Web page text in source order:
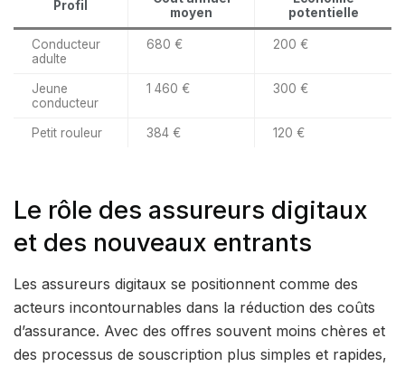
Profil
moyen
potentielle
Conducteur
adulte
680 € 200 €
Jeune
conducteur
1 460 € 300 €
Petit rouleur 384 € 120 €
Le rôle des assureurs digitaux
et des nouveaux entrants
Les assureurs digitaux se positionnent comme des
acteurs incontournables dans la réduction des coûts
d’assurance. Avec des offres souvent moins chères et
des processus de souscription plus simples et rapides,